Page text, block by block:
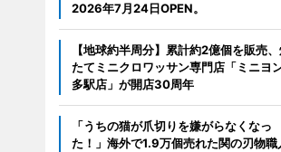
2026年7月24日OPEN。
【地球約半周分】累計約2億個を販売、
たてミニクロワッサン専門店「ミニヨ
多駅店」が開店30周年
「うちの猫が爪切りを嫌がらなくなっ
た！」海外で1.9万個売れた関の刃物職